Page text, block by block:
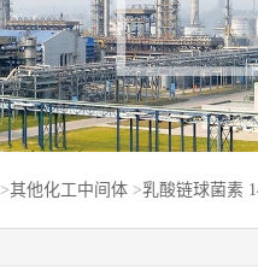
>其他化工中间体 >乳酸链球菌素